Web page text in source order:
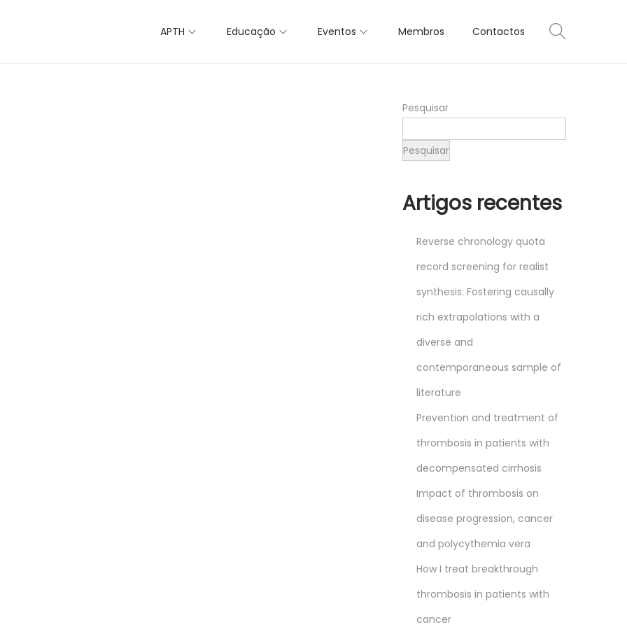
APTH Educação Eventos Membros Contactos
Pesquisar
Pesquisar
Artigos recentes
Reverse chronology quota
record screening for realist
synthesis: Fostering causally
rich extrapolations with a
diverse and
contemporaneous sample of
literature
Prevention and treatment of
thrombosis in patients with
decompensated cirrhosis
Impact of thrombosis on
disease progression, cancer
and polycythemia vera
How I treat breakthrough
thrombosis in patients with
cancer